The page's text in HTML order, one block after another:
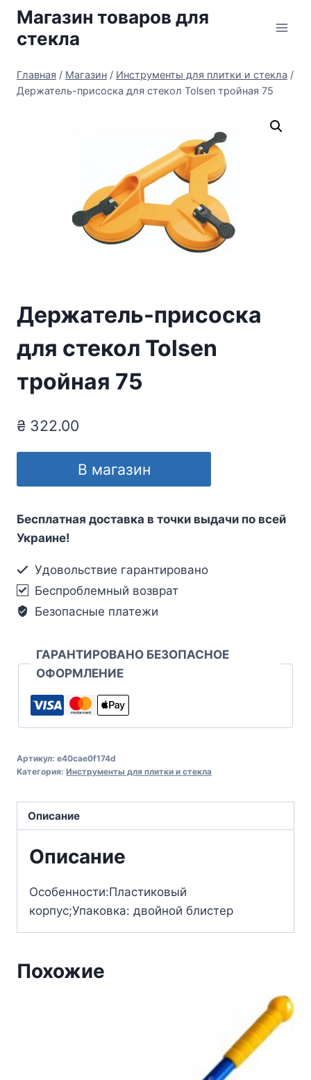
Перейти
содержимому
Магазин товаров для
стекла
Главная / Магазин / Инструменты для плитки и стекла /
Держатель-присоска для стекол Tolsen тройная 75
Держатель-присоска
для стекол Tolsen
тройная 75
₴ 322.00
В магазин
Бесплатная доставка в точки выдачи по всей
Украине!
Удовольствие гарантировано
Беспроблемный возврат
Безопасные платежи
ГАРАНТИРОВАНО БЕЗОПАСНОЕ
ОФОРМЛЕНИЕ
Артикул: e40cae0f174d
Категория: Инструменты для плитки и стекла
Описание
Описание
Особенности:Пластиковый
корпус;Упаковка: двойной блистер
Похожие